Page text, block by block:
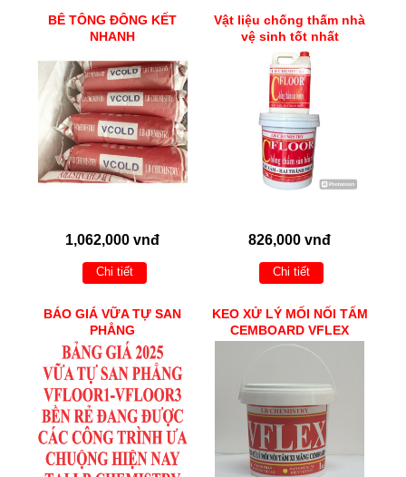
BÊ TÔNG ĐÔNG KẾT
NHANH
1,062,000 vnđ
Chi tiết
Vật liệu chống thấm nhà
vệ sinh tốt nhất
826,000 vnđ
Chi tiết
BÁO GIÁ VỮA TỰ SAN
PHẲNG
KEO XỬ LÝ MỐI NỐI TẤM
CEMBOARD VFLEX